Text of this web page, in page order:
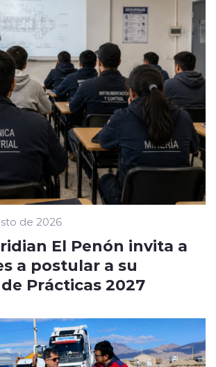
de 2026
El Penón invita a
a postular a su
Prácticas 2027